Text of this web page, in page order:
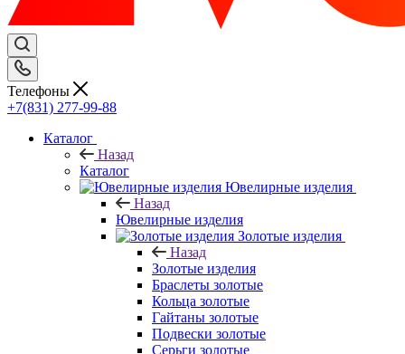
Телефоны
+7(831) 277-99-88
Каталог
Назад
Каталог
Ювелирные изделия
Назад
Ювелирные изделия
Золотые изделия
Назад
Золотые изделия
Браслеты золотые
Кольца золотые
Гайтаны золотые
Подвески золотые
Серьги золотые